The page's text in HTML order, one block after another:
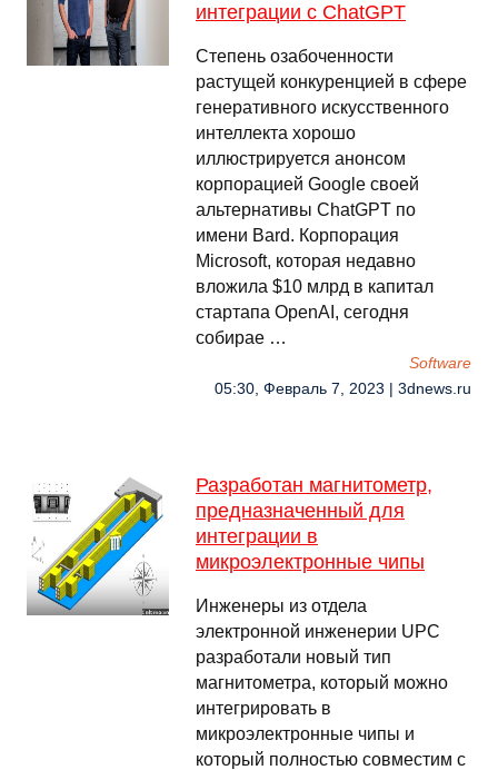
интеграции с ChatGPT
Степень озабоченности
растущей конкуренцией в сфере
генеративного искусственного
интеллекта хорошо
иллюстрируется анонсом
корпорацией Google своей
альтернативы ChatGPT по
имени Bard. Корпорация
Microsoft, которая недавно
вложила $10 млрд в капитал
стартапа OpenAI, сегодня
собирае …
Software
05:30, Февраль 7, 2023 | 3dnews.ru
Разработан магнитометр,
предназначенный для
интеграции в
микроэлектронные чипы
Инженеры из отдела
электронной инженерии UPC
разработали новый тип
магнитометра, который можно
интегрировать в
микроэлектронные чипы и
который полностью совместим с